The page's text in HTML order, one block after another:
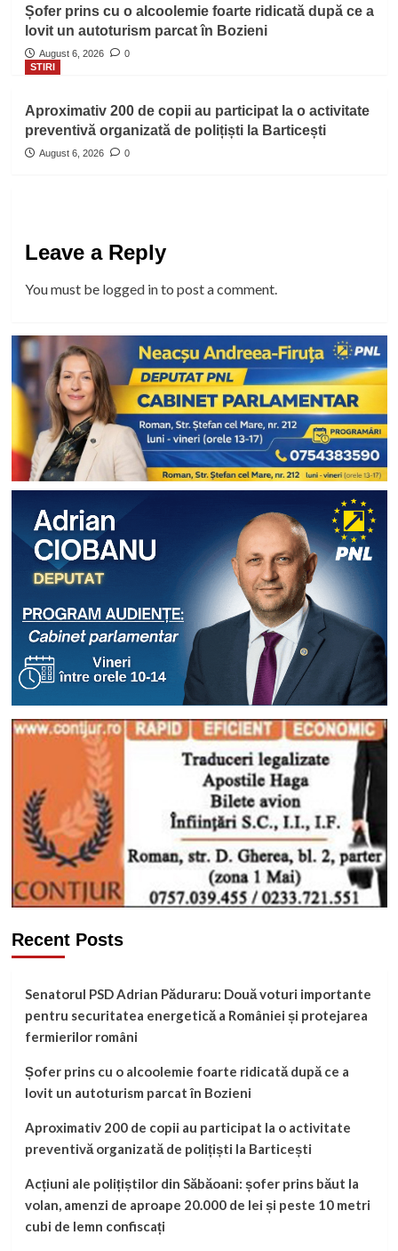
Șofer prins cu o alcoolemie foarte ridicată după ce a
lovit un autoturism parcat în Bozieni
August 6, 2026
0
STIRI
Aproximativ 200 de copii au participat la o activitate
preventivă organizată de polițiști la Barticești
August 6, 2026 0
Leave a Reply
You must be logged into post a comment.
Recent Posts
Senatorul PSD Adrian Păduraru: Două voturi importante
pentru securitatea energetică a României și protejarea
fermierilor români
Șofer prins cu o alcoolemie foarte ridicată după ce a
lovit un autoturism parcat în Bozieni
Aproximativ 200 de copii au participat la o activitate
preventivă organizată de polițiști la Barticești
Acțiuni ale polițiștilor din Săbăoani: șofer prins băut la
volan, amenzi de aproape 20.000 de lei și peste 10 metri
cubi de lemn confiscați